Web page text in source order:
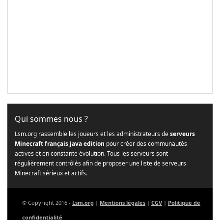
Qui sommes nous ?
Lsm.org rassemble les joueurs et les administrateurs deserveurs
Minecraft français java edition pour créer des communautés
actives et en constante évolution. Tous les serveurs sont
régulièrement contrôlés afin de proposer une liste de serveurs
Minecraft sérieux et actifs.
© Copyright 2016 - Lsm.org | Mentions légales | CGV | Politique de
confidentialité